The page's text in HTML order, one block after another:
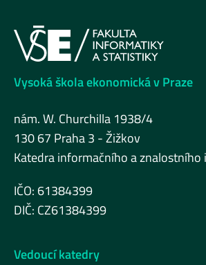
Vysoká škola ekonomická v Praze
nám. W. Churchilla 1938/4
130 67 Praha 3 - Žižkov
Katedra informačního a
IČO: 61384399
DIČ: CZ61384399
Vedoucí katedry